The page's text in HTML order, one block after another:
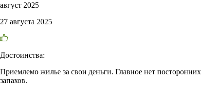
август 2025
27 августа 2025
Достоинства:
Приемлемо жилье за свои деньги. Главное нет посторонних
запахов.